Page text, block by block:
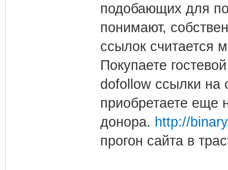
подобающих для
понимают,
ссылок считается
Покупаете
dofollow ссылки на
приобретаете еще
донора. http://
прогон сайта в